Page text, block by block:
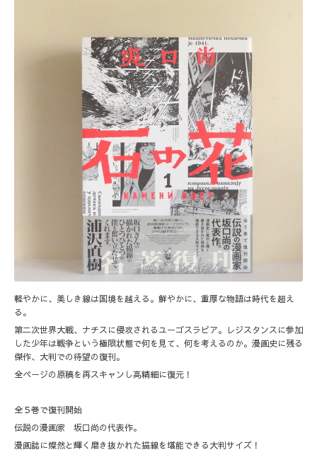
軽やかに、美しき線は国境を越える。鮮やかに、重厚な物語は時代を超え
る。
第二次世界大戦、ナチスに侵攻されるユーゴスラビア。レジスタンスに参加
した少年は戦争という極限状態で何を見て、何を考えるのか。漫画史に残る
傑作、大判での待望の復刊。
全ページの原稿を再スキャンし高精細に復元！
全５巻で復刊開始
伝説の漫画家 坂口尚の代表作。
漫画誌に燦然と輝く磨き抜かれた描線を堪能できる大判サイズ！